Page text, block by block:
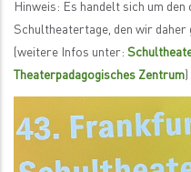
Hinweis: Es handelt sich um
Schultheatertage, den wir daher
(weitere Infos unter:
Theaterpadagogisches Zentrum)